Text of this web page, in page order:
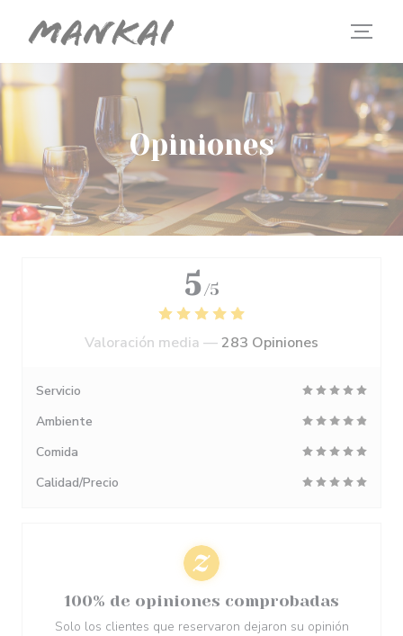
Opiniones
5 /5
Valoración media —283 Opiniones
Servicio
Ambiente
Comida
Calidad/Precio
100% de opiniones comprobadas
Solo los clientes que reservaron dejaron su opinión